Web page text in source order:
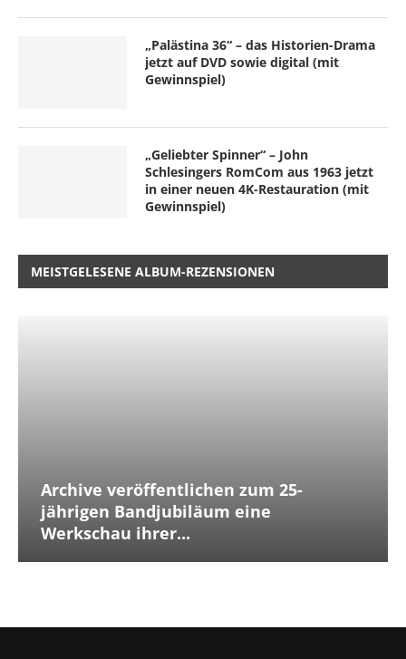
„Palästina 36“ – das Historien-Drama
jetzt auf DVD sowie digital (mit
Gewinnspiel)
„Geliebter Spinner“ – John
Schlesingers RomCom aus 1963 jetzt
in einer neuen 4K-Restauration (mit
Gewinnspiel)
MEISTGELESENE ALBUM-REZENSIONEN
Archive veröffentlichen zum 25-
jährigen Bandjubiläum eine
Werkschau ihrer...